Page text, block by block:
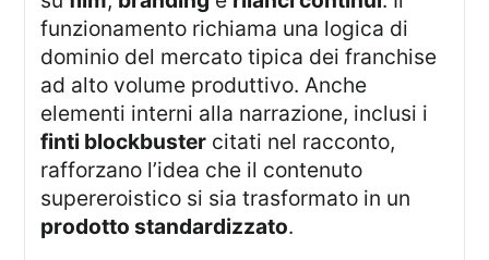
funzionamento richiama una logica di
dominio del mercato tipica dei franchise
ad alto volume produttivo. Anche
elementi interni alla narrazione, inclusi i
finti blockbuster citati nel racconto,
rafforzano l’idea che il contenuto
supereroistico si sia trasformato in un
prodotto standardizzato.